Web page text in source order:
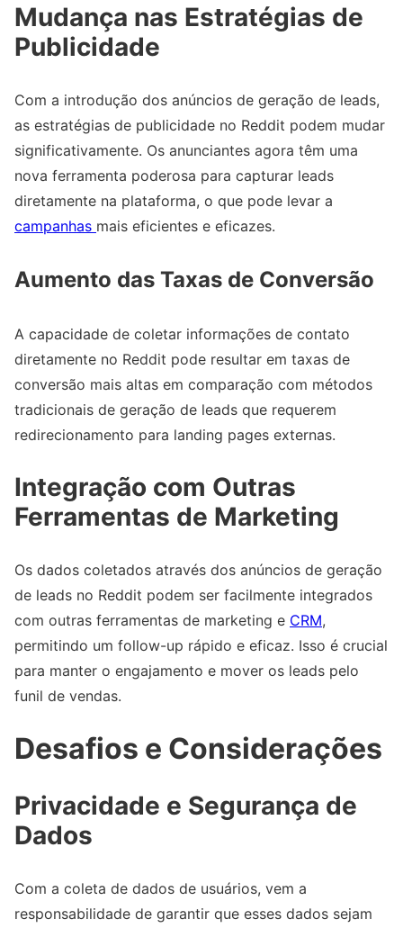
Mudança nas Estratégias de
Publicidade
Com a introdução dos anúncios de geração de leads,
as estratégias de publicidade no Reddit podem mudar
significativamente. Os anunciantes agora têm uma
nova ferramenta poderosa para capturar leads
diretamente na plataforma, o que pode levar a
campanhas mais eficientes e eficazes.
Aumento das Taxas de Conversão
A capacidade de coletar informações de contato
diretamente no Reddit pode resultar em taxas de
conversão mais altas em comparação com métodos
tradicionais de geração de leads que requerem
redirecionamento para landing pages externas.
Integração com Outras
Ferramentas de Marketing
Os dados coletados através dos anúncios de geração
de leads no Reddit podem ser facilmente integrados
com outras ferramentas de marketing e CRM,
permitindo um follow-up rápido e eficaz. Isso é crucial
para manter o engajamento e mover os leads pelo
funil de vendas.
Desafios e Considerações
Privacidade e Segurança de
Dados
Com a coleta de dados de usuários, vem a
responsabilidade de garantir que esses dados sejam